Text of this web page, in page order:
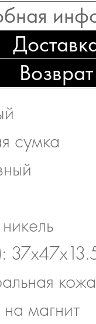
Возврат
сумка
кожа
магнит